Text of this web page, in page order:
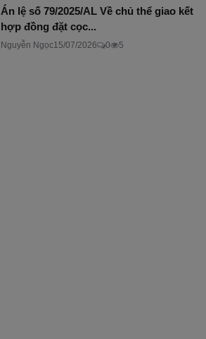
Án lệ số 79/2025/AL Về chủ thể giao kết
hợp đồng đặt cọc...
Nguyễn Ngọc15/07/2026 0 5